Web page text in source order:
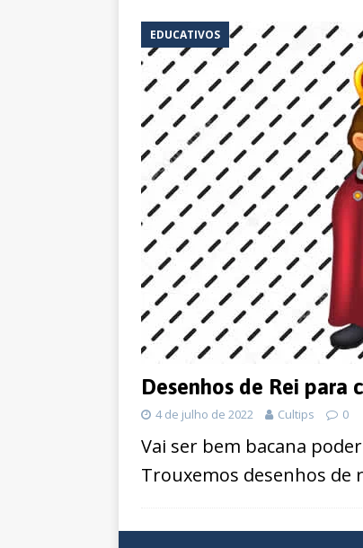
EDUCATIVOS
Desenhos de Rei para
4 de julho de 2022 Cultips 0
Vai ser bem bacana
Trouxemos desenhos de